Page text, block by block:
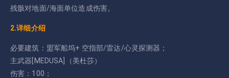
残骸对地面/海面单位造成伤害。
2.详细介绍
必要建筑：盟军船坞+ 空指部/雷达/心灵探测器；
主武器[MEDUSA]（美杜莎）
伤害：100；